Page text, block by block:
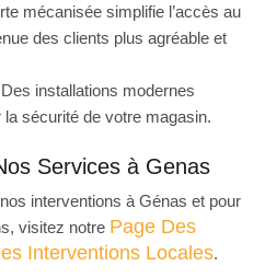
mécanisée simplifie l’accès au
des clients plus agréable et
Des installations modernes
sécurité de votre magasin.
Services à Genas
interventions à Génas et pour
visitez notre Page Des
Interventions Locales.